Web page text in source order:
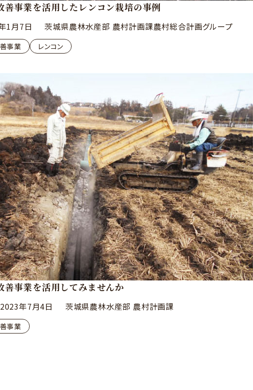
善事業を活用したレンコン栽培の事例
1月7日 茨城県農林水産部 農村計画課農村総合計画グループ
事業 レンコン
善事業を活用してみませんか
2023年7月4日 茨城県農林水産部 農村計画課
事業